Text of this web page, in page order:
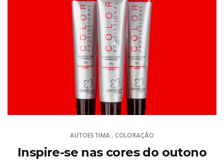
AUTOESTIMA , COLORAÇÃO
Inspire-se nas cores do outono